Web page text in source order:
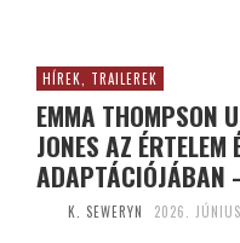
HÍREK, TRAILEREK
EMMA THOMPSON
JONES AZ ÉRTELEM
ADAPTÁCIÓJÁBAN
K. SEWERYN 2026.